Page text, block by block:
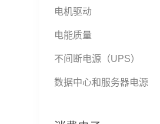
电机驱动
​电能质量
​不间断电源（UPS）
数据中心和服务器电源